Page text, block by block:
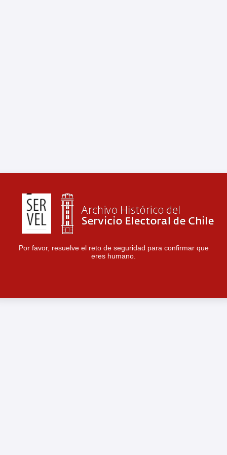
Por favor, resuelve el reto de seguridad para confirmar que
eres humano.